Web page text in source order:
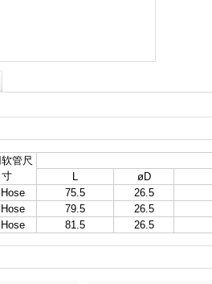
管尺
寸
L øD
75.5 26.5
79.5 26.5
81.5 26.5